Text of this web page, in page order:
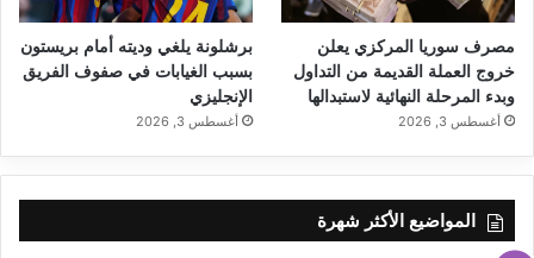
مصرف سوريا المركزي يعلن
خروج العملة القديمة من التداول
وبدء المرحلة النهائية لاستبدالها
أغسطس 3, 2026
برشلونة يلغي وديته أمام بريستون
بسبب الغيابات في صفوف الفريق
الإنجليزي
أغسطس 3, 2026
المواضيع الأكثر شهرة